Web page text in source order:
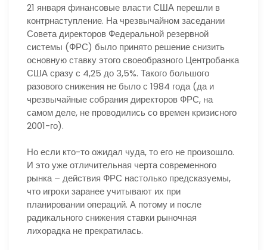
21 января финансовые власти США перешли в
контрнаступление. На чрезвычайном заседании
Совета директоров Федеральной резервной
системы (ФРС) было принято решение снизить
основную ставку этого своеобразного Центробанка
США сразу с 4,25 до 3,5%. Такого большого
разового снижения не было с 1984 года (да и
чрезвычайные собрания директоров ФРС, на
самом деле, не проводились со времен кризисного
2001-го).
Но если кто-то ожидал чуда, то его не произошло.
И это уже отличительная черта современного
рынка – действия ФРС настолько предсказуемы,
что игроки заранее учитывают их при
планировании операций. А потому и после
радикального снижения ставки рыночная
лихорадка не прекратилась.